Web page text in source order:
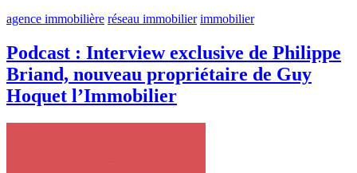
agence immobilière réseau immobilier immobilier
Podcast : Interview exclusive de Philippe
Briand, nouveau propriétaire de Guy
Hoquet l’Immobilier